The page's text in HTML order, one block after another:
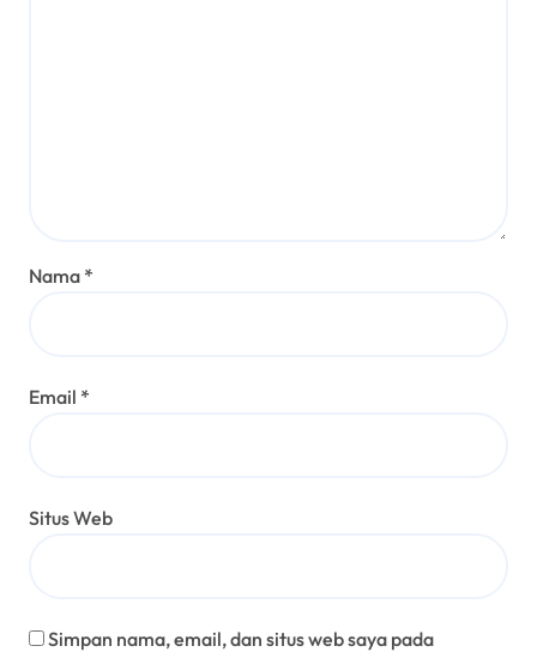
Nama *
Email *
Situs Web
Simpan nama, email, dan situs web saya pada